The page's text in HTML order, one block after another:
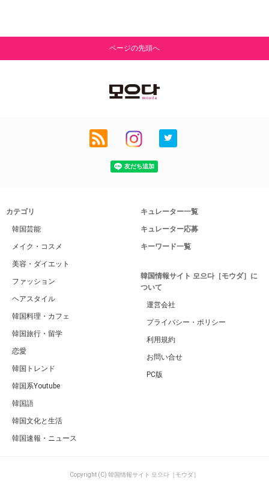
ページの先頭へ
カテゴリ
韓国芸能
メイク・コスメ
美容・ダイエット
ファッション
ヘアスタイル
韓国料理・カフェ
韓国旅行・留学
恋愛
韓国トレンド
韓国系Youtube
韓国語
韓国文化と生活
韓国速報・ニュース
キュレーター一覧
キュレーター応募
キーワード一覧
韓国情報サイト 모으다［モウダ］に
ついて
運営会社
プライバシー・ポリシー
利用規約
お問い合せ
PC版
Copyright (C) 韓国情報サイト 모으다［モウダ］